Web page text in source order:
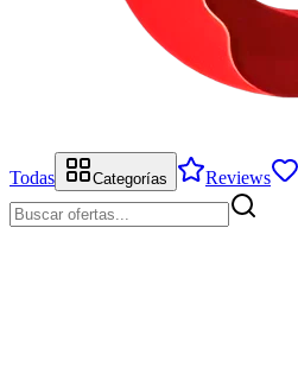
Todas
Categorías Reviews